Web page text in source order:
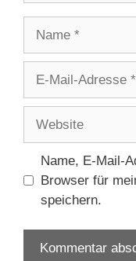
Adresse
Name, E-Mail-
Browser für
speichern.